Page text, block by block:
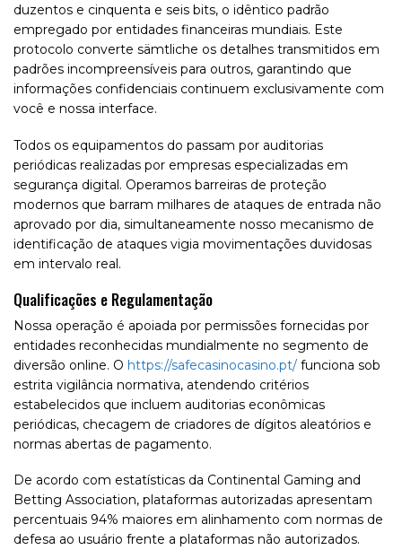
duzentos e cinquenta e seis bits, o idêntico padrão
empregado por entidades financeiras mundiais. Este
protocolo converte sämtliche os detalhes transmitidos em
padrões incompreensíveis para outros, garantindo que
informações confidenciais continuem exclusivamente com
você e nossa interface.
Todos os equipamentos do passam por auditorias
periódicas realizadas por empresas especializadas em
segurança digital. Operamos barreiras de proteção
modernos que barram milhares de ataques de entrada não
aprovado por dia, simultaneamente nosso mecanismo de
identificação de ataques vigia movimentações duvidosas
em intervalo real.
Qualificações e Regulamentação
Nossa operação é apoiada por permissões fornecidas por
entidades reconhecidas mundialmente no segmento de
diversão online. O https://safecasinocasino.pt/ funciona sob
estrita vigilância normativa, atendendo critérios
estabelecidos que incluem auditorias econômicas
periódicas, checagem de criadores de dígitos aleatórios e
normas abertas de pagamento.
De acordo com estatísticas da Continental Gaming and
Betting Association, plataformas autorizadas apresentam
percentuais 94% maiores em alinhamento com normas de
defesa ao usuário frente a plataformas não autorizados.